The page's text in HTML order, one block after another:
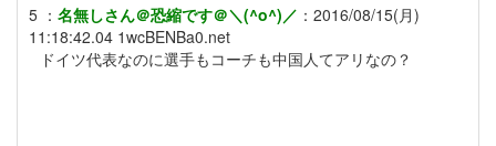
5 ： 名無しさん＠恐縮です＠＼(^o^)／ ： 2016/08/15(月)
11:18:42.04 1wcBENBa0.net
ドイツ代表なのに選手もコーチも中国人てアリなの？